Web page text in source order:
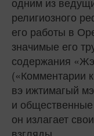
религиозного
его работы в
значимые его
содержания
(«Комментарии
вэ ижтимагый
и
он излагает